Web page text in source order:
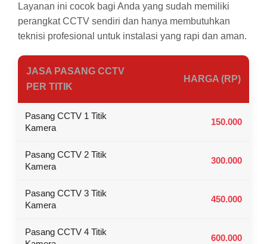
Layanan ini cocok bagi Anda yang sudah memiliki
perangkat CCTV sendiri dan hanya membutuhkan
teknisi profesional untuk instalasi yang rapi dan aman.
JASA PASANG CCTV
PER TITIK
HARGA (RP)
Pasang CCTV 1 Titik
Kamera
150.000
Pasang CCTV 2 Titik
Kamera
300.000
Pasang CCTV 3 Titik
Kamera
450.000
Pasang CCTV 4 Titik
600.000